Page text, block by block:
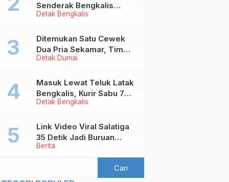
Detak Bengkalis
Senderak Bengkalis
‘Ditendang’ ke Malaysia,
Detak Dumai
Ditemukan Satu Cewek
Dua Pria Sekamar, Tim
Yustisi Dumai Garuk
Mesum
Detak Bengkalis
Masuk Lewat Teluk Latak
Bengkalis, Kurir Sabu 7
Kilo Diringkus di
Berita
Link Video Viral Salatiga
35 Detik Jadi Buruan
Netizen